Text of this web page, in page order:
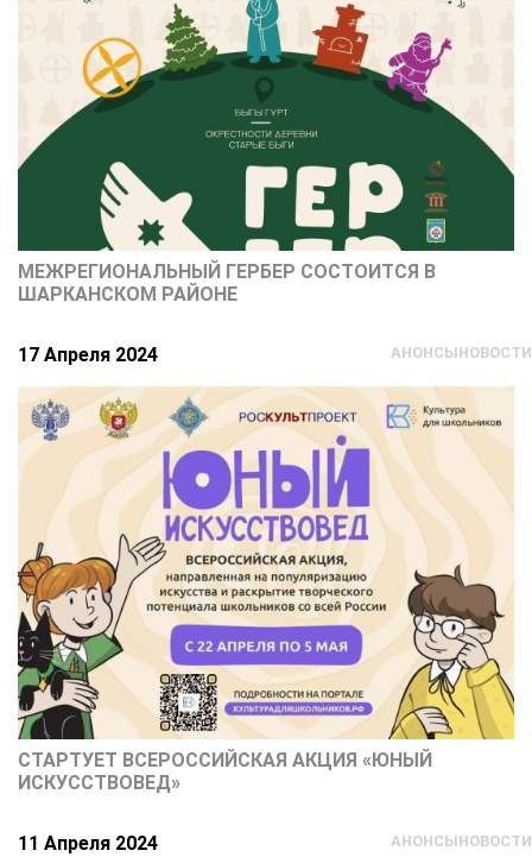
МЕЖРЕГИОНАЛЬНЫЙ ГЕРБЕР СОСТОИТСЯ В
ШАРКАНСКОМ РАЙОНЕ
17 Апреля 2024 АНОНСЫНОВОСТИ
СТАРТУЕТ ВСЕРОССИЙСКАЯ АКЦИЯ «ЮНЫЙ
ИСКУССТВОВЕД»
11 Апреля 2024 АНОНСЫНОВОСТИ